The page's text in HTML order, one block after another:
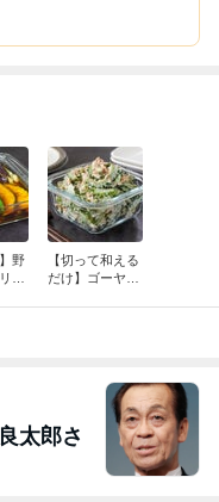
野
食
品
【切って和える
だけ】ゴーヤの
太郎さ